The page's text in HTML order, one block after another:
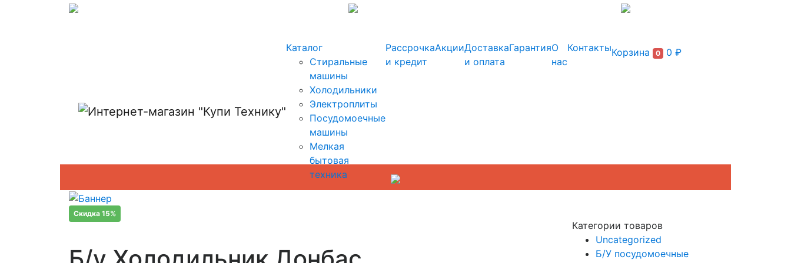
Каталог
Стиральные
машины
Холодильники
Электроплиты
Посудомоечные
машины
Мелкая
бытовая
техника
Рассрочка
и кредит
АкцииДоставка
и оплата
ГарантияО
нас
КонтактыКорзина 0 0 ₽
Скидка 15%
Категории товаров
Uncategorized
Б/У посудомоечные